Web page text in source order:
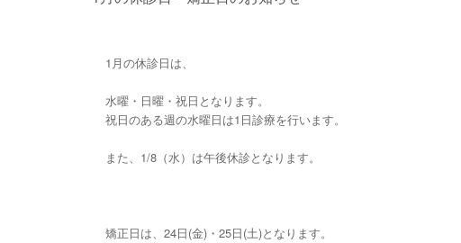
1月の休診日は、
水曜・日曜・祝日となります。
祝日のある週の水曜日は1日診療を行います。
また、1/8（水）は午後休診となります。
矯正日は、24日(金)・25日(土)となります。